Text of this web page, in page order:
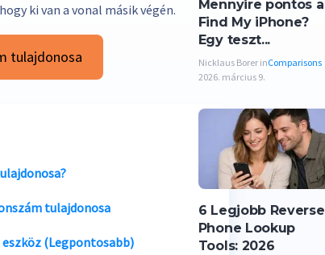
ki van a vonal másik végén.
tulajdonosa
tulajdonosa
eszköz (Legpontosabb)
Mennyire pontos a
Find My iPhone?
Egy teszt...
Nicklaus Borer inComparisons
2026. március 9.
6 Legjobb Reverse
Phone Lookup
Tools: 2026